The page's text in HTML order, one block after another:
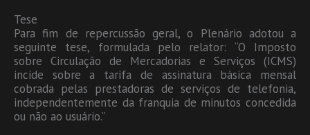
Tese
Para fim de repercussão geral, o Plenário adotou a
seguinte tese, formulada pelo relator: “O Imposto
sobre Circulação de Mercadorias e Serviços (ICMS)
incide sobre a tarifa de assinatura básica mensal
cobrada pelas prestadoras de serviços de telefonia,
independentemente da franquia de minutos concedida
ou não ao usuário.”